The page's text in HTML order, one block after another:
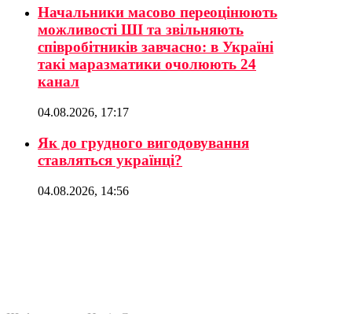
Начальники масово переоцінюють
можливості ШІ та звільняють
співробітників завчасно: в Україні
такі маразматики очолюють 24
канал
04.08.2026, 17:17
Як до грудного вигодовування
ставляться українці?
04.08.2026, 14:56